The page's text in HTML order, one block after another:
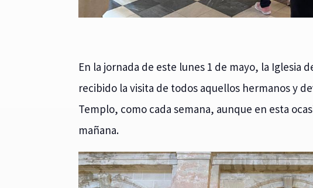
En la jornada de este lunes 1 de mayo, la Iglesia
recibido la visita de todos aquellos hermanos y
Templo, como cada semana, aunque en esta
mañana.